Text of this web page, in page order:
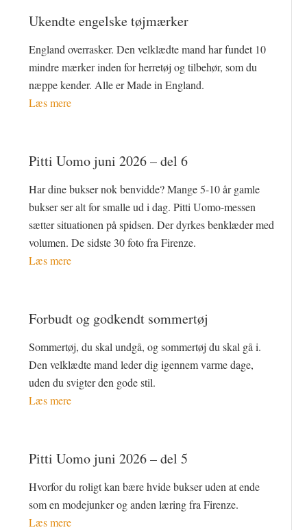
Ukendte engelske tøjmærker
England overrasker. Den velklædte mand har fundet 10
mindre mærker inden for herretøj og tilbehør, som du
næppe kender. Alle er Made in England.
Læs mere
Pitti Uomo juni 2026 – del 6
Har dine bukser nok benvidde? Mange 5-10 år gamle
bukser ser alt for smalle ud i dag. Pitti Uomo-messen
sætter situationen på spidsen. Der dyrkes benklæder med
volumen. De sidste 30 foto fra Firenze.
Læs mere
Forbudt og godkendt sommertøj
Sommertøj, du skal undgå, og sommertøj du skal gå i.
Den velklædte mand leder dig igennem varme dage,
uden du svigter den gode stil.
Læs mere
Pitti Uomo juni 2026 – del 5
Hvorfor du roligt kan bære hvide bukser uden at ende
som en modejunker og anden læring fra Firenze.
Læs mere